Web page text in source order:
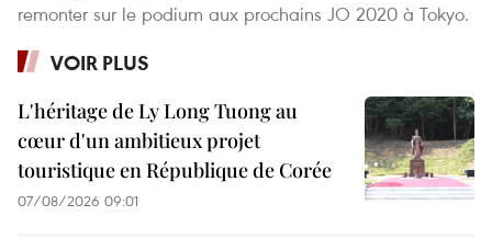
remonter sur le podium aux prochains JO 2020 à Tokyo.
VOIR PLUS
L'héritage de Ly Long Tuong au
cœur d'un ambitieux projet
touristique en République de Corée
07/08/2026 09:01